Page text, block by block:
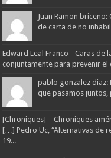
Juan Ramon
de carta de no
Edward Leal Franco - Caras de
conjuntamente para prevenir el
pablo gonzalez diaz:
que pasamos
[Chroniques] – Chroniques
[…] Pedro Uc, “Alternativas de
19...